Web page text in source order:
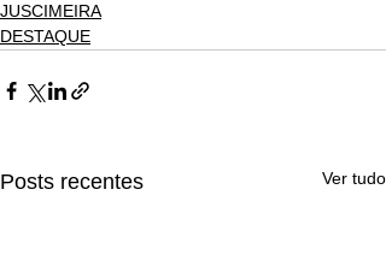
JUSCIMEIRA
DESTAQUE
Posts recentes Ver tudo